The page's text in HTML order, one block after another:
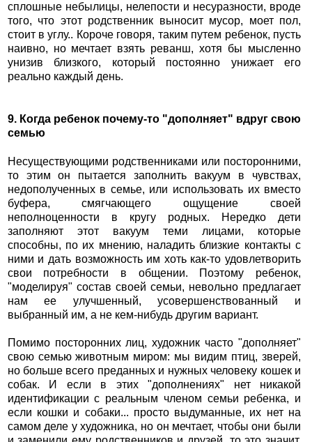
сплошные небылицы, нелепости и несуразности, вроде
того, что этот родственник выносит мусор, моет пол,
стоит в углу.. Короче говоря, таким путем ребенок, пусть
наивно, но мечтает взять реванш, хотя бы мысленно
унизив близкого, который постоянно унижает его
реально каждый день.
9. Когда ребенок почему-то "дополняет" вдруг свою
семью
Несуществующими родственниками или посторонними,
то этим он пытается заполнить вакуум в чувствах,
недополученных в семье, или использовать их вместо
буфера, смягчающего ощущение своей
неполноценности в кругу родных. Нередко дети
заполняют этот вакуум теми лицами, которые
способны, по их мнению, наладить близкие контакты с
ними и дать возможность им хоть как-то удовлетворить
свои потребности в общении. Поэтому ребенок,
"моделируя" состав своей семьи, невольно предлагает
нам ее улучшенный, усовершенствованный и
выбранный им, а не кем-нибудь другим вариант.
Помимо посторонних лиц, художник часто "дополняет"
свою семью животным миром: мы видим птиц, зверей,
но больше всего преданных и нужных человеку кошек и
собак. И если в этих "дополнениях" нет никакой
идентификации с реальным членом семьи ребенка, и
если кошки и собаки... просто выдуманные, их нет на
самом деле у художника, но он мечтает, чтобы они были